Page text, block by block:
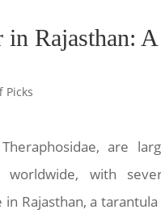
Rajasthan:
Picks
are
with
Rajasthan, a